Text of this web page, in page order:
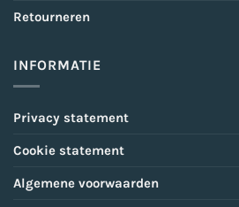
Retourneren
INFORMATIE
Privacy statement
Cookie statement
Algemene voorwaarden